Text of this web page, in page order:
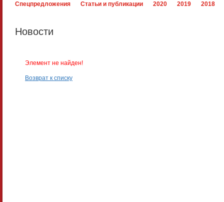
Спецпредложения Статьи и публикации 2020 2019 2018
Новости
Элемент не найден!
Возврат к списку